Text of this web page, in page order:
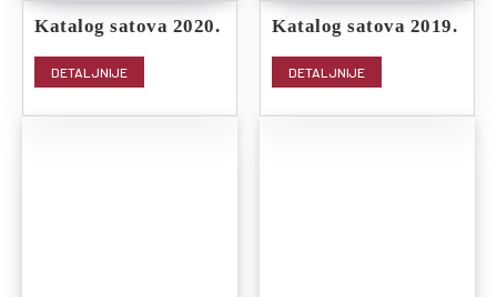
Katalog satova 2020.
DETALJNIJE
Katalog satova 2019.
DETALJNIJE